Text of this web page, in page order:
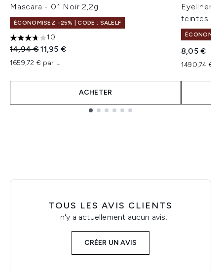
Mascara - 01 Noir 2,2g
ÉCONOMISEZ -25% | CODE : SALELF
3.7 étoiles sur un maximum de 5
10
Prix de vente :
14,94 €Prix ​​actuel :
11,95 €
1659,72 € par L
ACHETER
Eyeliner
teintes
8,05 €
1490,74 €
TOUS LES AVIS CLIENTS
Il n'y a actuellement aucun avis.
CRÉER UN AVIS